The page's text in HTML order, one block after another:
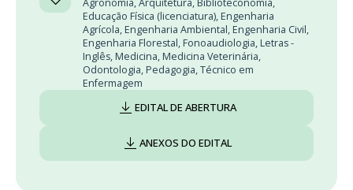
Agronomia,Arquitetura, Biblioteconomia,
Educação Física (licenciatura), Engenharia
Agrícola, Engenharia Ambiental, Engenharia Civil,
Engenharia Florestal, Fonoaudiologia, Letras -
Inglês, Medicina, Medicina Veterinária,
Odontologia, Pedagogia,Técnico em
Enfermagem
EDITAL DE ABERTURA
ANEXOS DO EDITAL